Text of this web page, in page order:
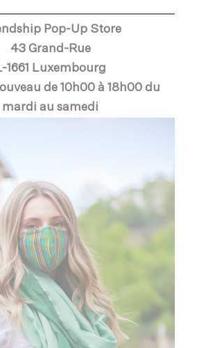
Pop-Up Store
43 Grand-Rue
1661 Luxembourg
de 10h00 à 18h00 du
mardi au samedi